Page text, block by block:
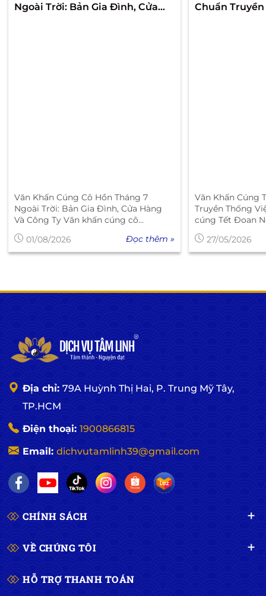
Ngoài Trời: Bản Gia Đình, Cửa
Văn Khấn Cúng Cô Hồn Tháng 7
Ngoài Trời: Bản Gia Đình, Cửa Hàng
Và Công Ty Văn khấn cúng cô...
01/08/2026
Đọc thêm »
Chuẩn
Văn Khấn Cúng
Truyền Thống
cúng Tết Đoan
27/05/2026
Địa chỉ: 79A Huỳnh Thị Hai, P. Trung Mỹ Tây,
TP.HCM
Điện thoại: 1900866815
Email: dichvutamlinh39@gmail.com
CHÍNH SÁCH
VỀ CHÚNG TÔI
HỖ TRỢ THANH TOÁN